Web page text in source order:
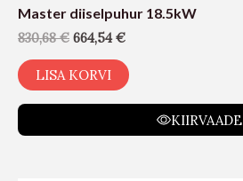
Master diiselpuhur 18.5kW
830,68€ 664,54€
LISA KORVI
KIIRVAADE